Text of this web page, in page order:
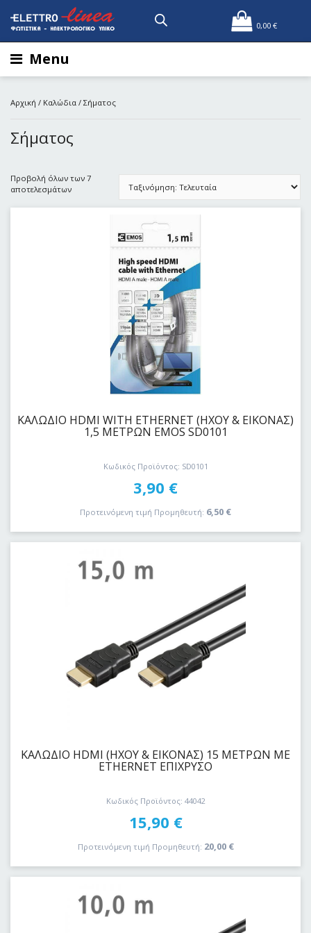
0,00 €
Menu
Αρχική / Καλώδια / Σήματος
Σήματος
Προβολή όλων των 7
αποτελεσμάτων
ΚΑΛΩΔΙΟ HDMI WITH ETHERNET (ΗΧΟΥ & ΕΙΚΟΝΑΣ)
1,5 ΜΕΤΡΩΝ EMOS SD0101
Κωδικός Προϊόντος: SD0101
3,90 €
Προτεινόμενη τιμή Προμηθευτή: 6,50 €
ΚΑΛΩΔΙΟ HDMI (ΗΧΟΥ & ΕΙΚΟΝΑΣ) 15 ΜΕΤΡΩΝ ΜΕ
ETHERNET ΕΠΙΧΡΥΣΟ
Κωδικός Προϊόντος: 44042
15,90 €
Προτεινόμενη τιμή Προμηθευτή: 20,00 €